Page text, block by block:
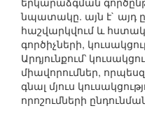
նպատակը. այն է` այդ
հաշվարկվում և
գործիչների,
Արդյունքում՝
միավորումներ,
գնալ մյուս
որոշումների